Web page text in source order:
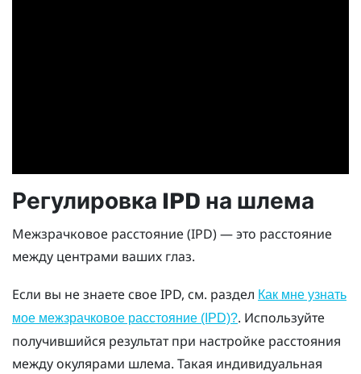
Регулировка IPD на шлема
Межзрачковое расстояние (IPD) — это расстояние
между центрами ваших глаз.
Если вы не знаете свое IPD, см. раздел Как мне узнать
мое межзрачковое расстояние (IPD)?. Используйте
получившийся результат при настройке расстояния
между окулярами шлема. Такая индивидуальная